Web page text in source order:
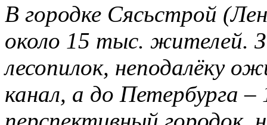
В городке Сясьстрой
около 15 тыс. жителей.
лесопилок, неподалёку
канал, а до Петербурга